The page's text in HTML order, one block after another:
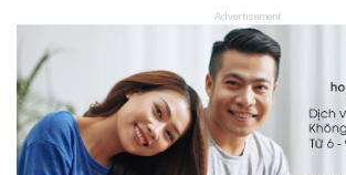
Advertisement